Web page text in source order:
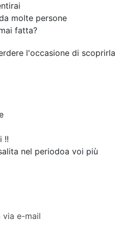
molte persone
fatta?
l'occasione di scoprirla
!!
nel periodoa voi più
via e-mail